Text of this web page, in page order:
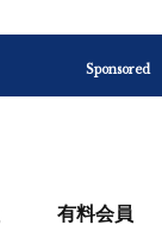
Sponsored
有料会員